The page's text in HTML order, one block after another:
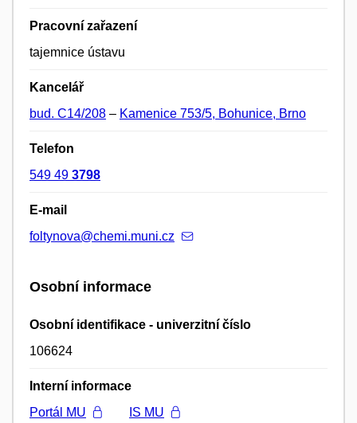
Pracovní zařazení
tajemnice ústavu
Kancelář
bud. C14/208 – Kamenice 753/5, Bohunice, Brno
Telefon
549 49 3798
E-mail
foltynova@chemi.muni.cz
Osobní informace
Osobní identifikace - univerzitní číslo
106624
Interní informace
Portál MU
IS MU